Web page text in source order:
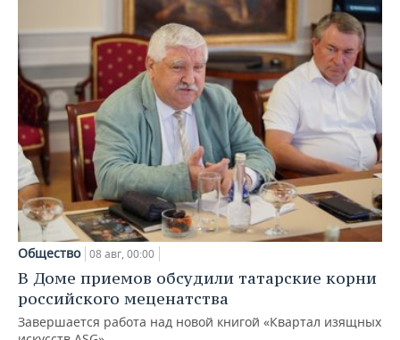
Общество 08 авг, 00:00
В Доме приемов обсудили татарские корни
российского меценатства
Завершается работа над новой книгой «Квартал изящных